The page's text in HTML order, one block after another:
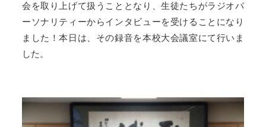
会を取り上げて扱うこととなり、生徒たちがラジオパ
ーソナリティーからインタビューを受けることになり
ました！本日は、その録音を本校大会議室にて行いま
した。